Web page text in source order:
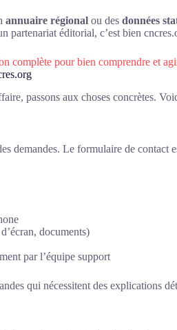
annuaire régional ou des données
partenariat éditorial, c’est bien
complète pour bien comprendre et
passons aux choses concrètes.
demandes. Le formulaire de contact
documents)
par l’équipe support
qui nécessitent des explications